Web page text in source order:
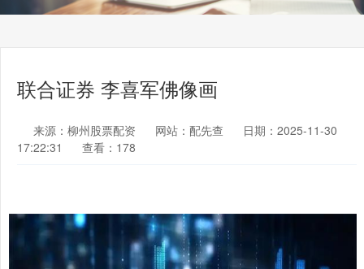
联合证券 李喜军佛像画
来源：柳州股票配资 网站：配先查
日期：2025-11-30
17:22:31
查看：178